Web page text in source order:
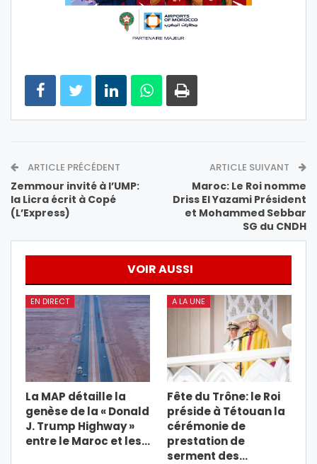
ARTICLE PRÉCÉDENT
Zemmour invité à l’UMP:
la Licra écrit à Copé
(L’Express)
ARTICLE SUIVANT
Maroc: Le Roi nomme
Driss El Yazami Président
et Mohammed Sebbar
SG du CNDH
VOIR AUSSI
EN DIRECT
La MAP détaille la
genèse de la « Donald
J. Trump Highway »
entre le Maroc et les…
A LA UNE
Fête du Trône: le Roi
préside à Tétouan la
cérémonie de
prestation de
serment des…